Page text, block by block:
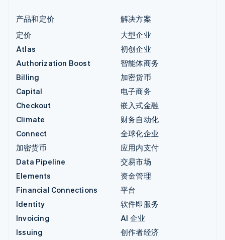
产品和定价
定价
Atlas
Authorization Boost
Billing
Capital
Checkout
Climate
Connect
加密货币
Data Pipeline
Elements
Financial Connections
Identity
Invoicing
Issuing
解决方案
大型企业
初创企业
智能体商务
加密货币
电子商务
嵌入式金融
财务自动化
全球化企业
应用内支付
交易市场
资金管理
平台
软件即服务
AI 企业
创作者经济